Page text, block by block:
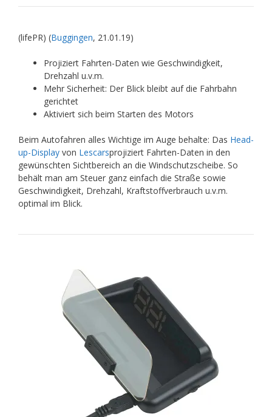
(lifePR) (Buggingen, 21.01.19)
Projiziert Fahrten-Daten wie Geschwindigkeit,
Drehzahl u.v.m.
Mehr Sicherheit: Der Blick bleibt auf die Fahrbahn
gerichtet
Aktiviert sich beim Starten des Motors
Beim Autofahren alles Wichtige im Auge behalte: Das Head-
up-Display von Lescarsprojiziert Fahrten-Daten in den
gewünschten Sichtbereich an die Windschutzscheibe. So
behält man am Steuer ganz einfach die Straße sowie
Geschwindigkeit, Drehzahl, Kraftstoffverbrauch u.v.m.
optimal im Blick.